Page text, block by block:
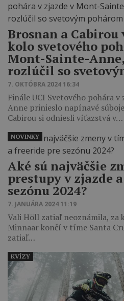
Brosnan a
kolo svetového
Mont-Sainte-
rozlúčil so
7. OKTÓBRA 2024 16:34
Finále UCI Svetového pohára
Anne prinieslo napínavé
Cabirou si odniesli víťazstvá v…
Aké sú najväčšie
prestupy v zjazde
sezónu 2024?
7. JANUÁRA 2024 11:19
Vali Höll zatiaľ neoznámila, za
Minnaar končí v tíme Santa
zatiaľ…
NOVINKY
KVÍZY